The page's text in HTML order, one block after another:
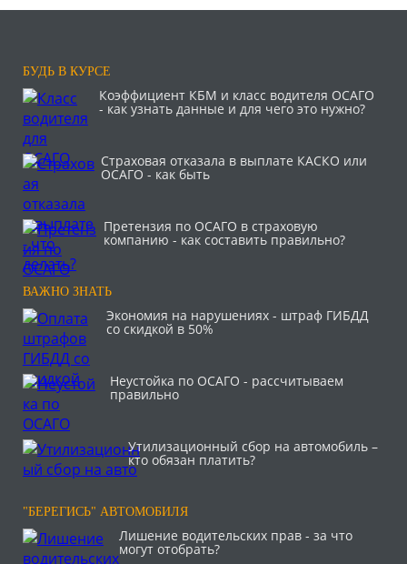
БУДЬ В КУРСЕ
Коэффициент КБМ и класс водителя ОСАГО
- как узнать данные и для чего это нужно?
Страховая отказала в выплате КАСКО или
ОСАГО - как быть
Претензия по ОСАГО в страховую
компанию - как составить правильно?
ВАЖНО ЗНАТЬ
Экономия на нарушениях - штраф ГИБДД
со скидкой в 50%
Неустойка по ОСАГО - рассчитываем
правильно
Утилизационный сбор на автомобиль –
кто обязан платить?
"БЕРЕГИСЬ" АВТОМОБИЛЯ
Лишение водительских прав - за что
могут отобрать?